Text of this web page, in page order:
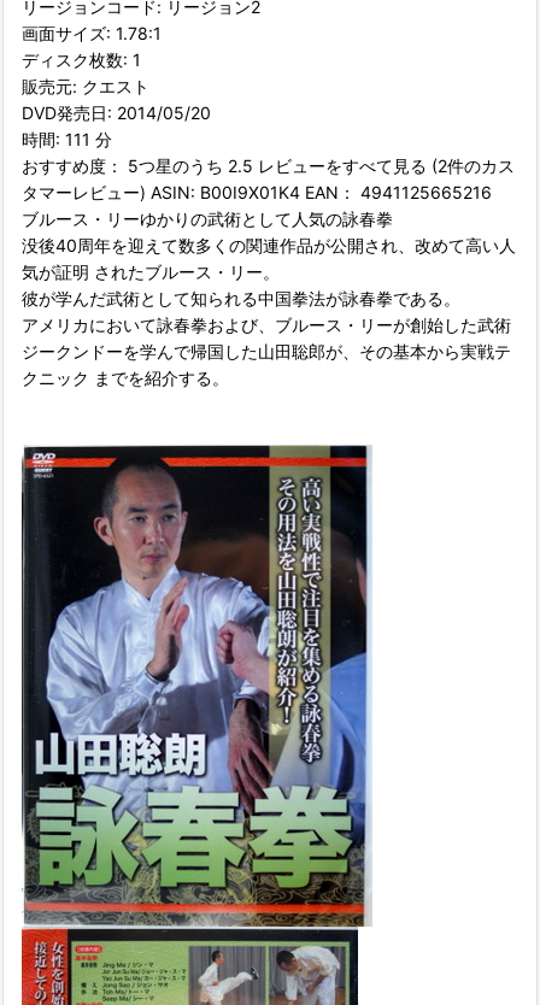
リージョンコード: リージョン2
画面サイズ: 1.78:1
ディスク枚数: 1
販売元: クエスト
DVD発売日: 2014/05/20
時間: 111 分
おすすめ度： 5つ星のうち 2.5 レビューをすべて見る (2件のカス
タマーレビュー) ASIN: B00I9X01K4 EAN： 4941125665216
ブルース・リーゆかりの武術として人気の詠春拳
没後40周年を迎えて数多くの関連作品が公開され、改めて高い人
気が証明 されたブルース・リー。
彼が学んだ武術として知られる中国拳法が詠春拳である。
アメリカにおいて詠春拳および、ブルース・リーが創始した武術
ジークンドーを学んで帰国した山田聡郎が、その基本から実戦テ
クニック までを紹介する。